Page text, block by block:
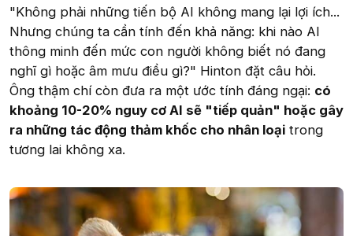
"Không phải những tiến bộ AI không mang lại lợi ích...
Nhưng chúng ta cần tính đến khả năng: khi nào AI
thông minh đến mức con người không biết nó đang
nghĩ gì hoặc âm mưu điều gì?" Hinton đặt câu hỏi.
Ông thậm chí còn đưa ra một ước tính đáng ngại: có
khoảng 10-20% nguy cơ AI sẽ "tiếp quản" hoặc gây
ra những tác động thảm khốc cho nhân loại trong
tương lai không xa.